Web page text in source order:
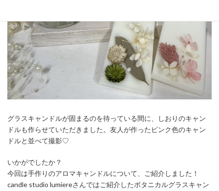
グラスキャンドルが固まるのを待っている間に、しおりのキャン
ドルも作らせていただきました。友人が作ったピンク色のキャン
ドルと並べて撮影♡
いかがでしたか？
今回は手作りのアロマキャンドルについて、ご紹介しました！
candle studio lumiereさんではご紹介したボタニカルグラスキャン